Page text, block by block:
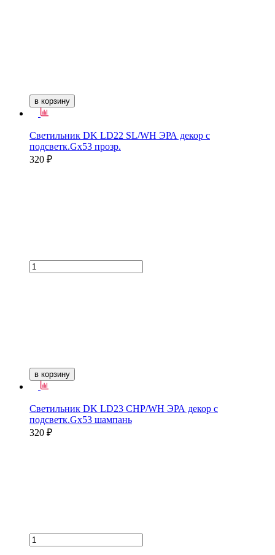
в корзину
Светильник DK LD22 SL/WH ЭРА декор с
подсветк.Gх53 прозр.
320 ₽
в корзину
Светильник DK LD23 CHP/WH ЭРА декор с
подсветк.Gх53 шампань
320 ₽